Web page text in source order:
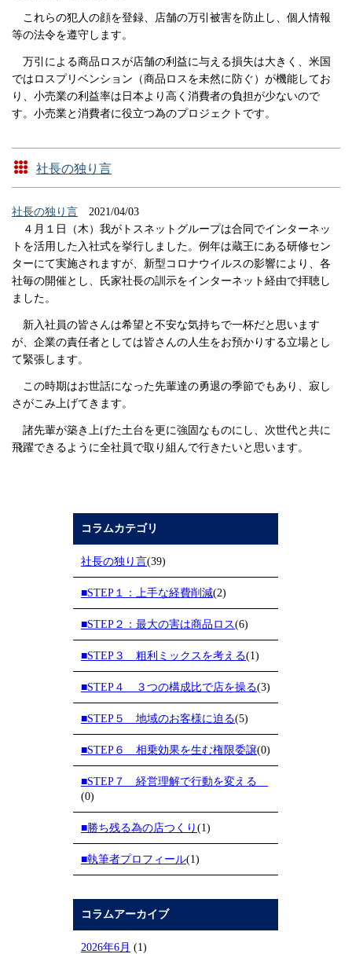
これらの犯人の顔を登録、店舗の万引被害を防止し、個人情報
等の法令を遵守します。
万引による商品ロスが店舗の利益に与える損失は大きく、米国
ではロスプリベンション（商品ロスを未然に防ぐ）が機能してお
り、小売業の利益率は日本より高く消費者の負担が少ないので
す。小売業と消費者に役立つ為のプロジェクトです。
社長の独り言
社長の独り言 2021/04/03
４月１日（木）我がトスネットグループは合同でインターネッ
トを活用した入社式を挙行しました。例年は蔵王にある研修セン
ターにて実施されますが、新型コロナウイルスの影響により、各
社毎の開催とし、氏家社長の訓示をインターネット経由で拝聴し
ました。
新入社員の皆さんは希望と不安な気持ちで一杯だと思います
が、企業の責任者としては皆さんの人生をお預かりする立場とし
て緊張します。
この時期はお世話になった先輩達の勇退の季節でもあり、寂し
さがこみ上げてきます。
諸先輩が築き上げた土台を更に強固なものにし、次世代と共に
飛躍できるように全社員で取り組んで行きたいと思います。
コラムカテゴリ
社長の独り言(39)
■STEP１：上手な経費削減(2)
■STEP２：最大の害は商品ロス(6)
■STEP３ 粗利ミックスを考える(1)
■STEP４ ３つの構成比で店を操る(3)
■STEP５ 地域のお客様に迫る(5)
■STEP６ 相乗効果を生む権限委譲(0)
■STEP７ 経営理解で行動を変える
(0)
■勝ち残る為の店つくり (1)
■執筆者プロフィール(1)
コラムアーカイブ
2026年6月 (1)